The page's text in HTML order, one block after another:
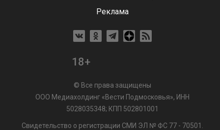
Реклама
18+
© Все права защищены
ООО Медиахолдинг «Вести Подмосковья», ИНН
5028035348; КПП 502801001
Свидетельство о регистрации СМИ ЭЛ № ФС 77 - 70501.